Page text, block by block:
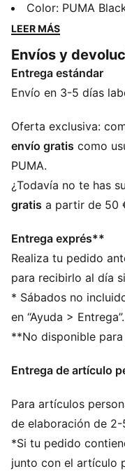
estadios de fútbol.
archivos y una
inconfundible.
DETALLES
Ajuste estándar
Cierre ajustable
Detalles bordados
Logotipo PUMA King
Color: PUMA
LEER MÁS
Envíos y
Entrega estándar
Envío en 3-5 días
Oferta exclusiva:
envío gratis como
PUMA.
¿Todavía no te has
gratis a partir de 50
Entrega exprés**
Realiza tu pedido
para recibirlo al día
* Sábados no
en “Ayuda > Entrega”.
**No disponible
Entrega de artículo
Para artículos
de elaboración de
*Si tu pedido
junto con el artículo